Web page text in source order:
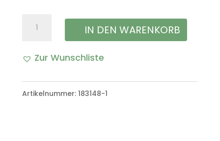
Kupplungsdruckplatte
Kupplungsautomaten
VW
Bombardier
IN DEN WARENKORB
Zur Wunschliste
lArtikelnummer: 183148-1